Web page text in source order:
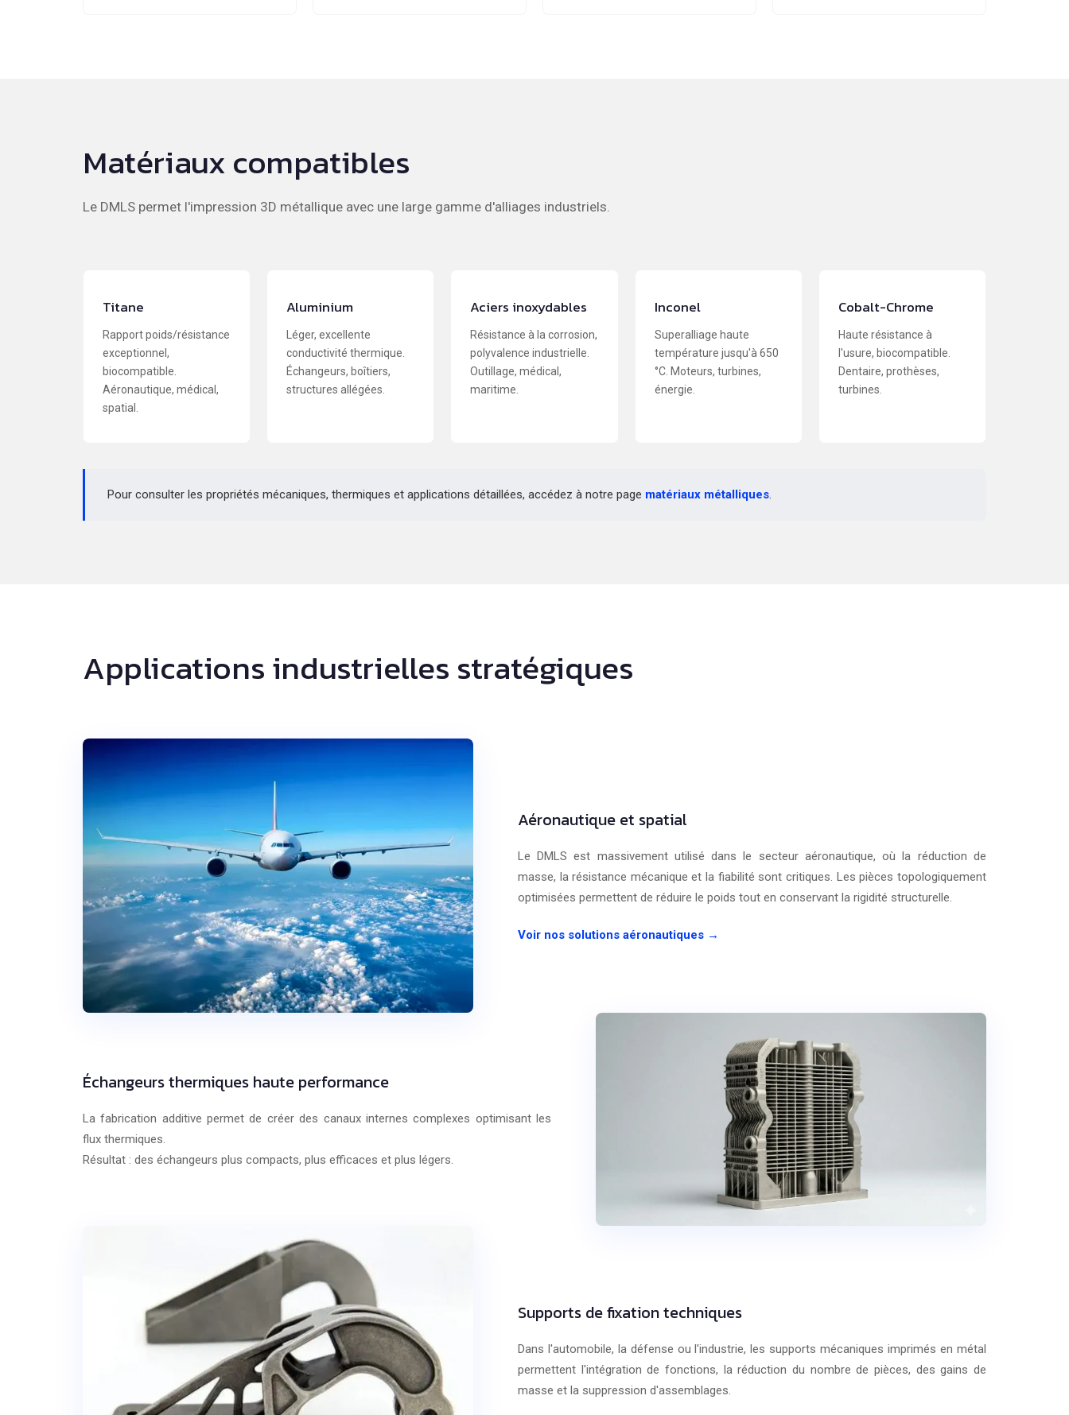
Matériaux compatibles
Le DMLS permet l'impression 3D métallique avec une large gamme d'alliages industriels.
Titane
Rapport poids/résistance
exceptionnel,
biocompatible.
Aéronautique, médical,
spatial.
Aluminium
Léger, excellente
conductivité thermique.
Échangeurs, boîtiers,
structures allégées.
Aciers inoxydables
Résistance à la corrosion,
polyvalence industrielle.
Outillage, médical,
maritime.
Inconel
Superalliage haute
température jusqu'à 650
°C. Moteurs, turbines,
énergie.
Cobalt-Chrome
Haute résistance à
l'usure, biocompatible.
Dentaire, prothèses,
turbines.
Pour consulter les propriétés mécaniques, thermiques et applications détaillées, accédez à notre page matériaux métalliques.
Applications industrielles stratégiques
Aéronautique et spatial
Le DMLS est massivement utilisé dans le secteur aéronautique, où la réduction de
masse, la résistance mécanique et la fiabilité sont critiques. Les pièces topologiquement
optimisées permettent de réduire le poids tout en conservant la rigidité structurelle.
Voir nos solutions aéronautiques →
Échangeurs thermiques haute performance
La fabrication additive permet de créer des canaux internes complexes optimisant les
flux thermiques.
Résultat : des échangeurs plus compacts, plus efficaces et plus légers.
Supports de fixation techniques
Dans l'automobile, la défense ou l'industrie, les supports mécaniques imprimés en métal
permettent l'intégration de fonctions, la réduction du nombre de pièces, des gains de
masse et la suppression d'assemblages.